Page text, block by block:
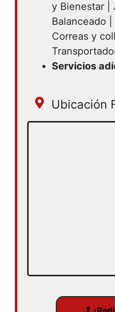
y Bienestar |
Balanceado |
Correas y
Servicios
Ubicación